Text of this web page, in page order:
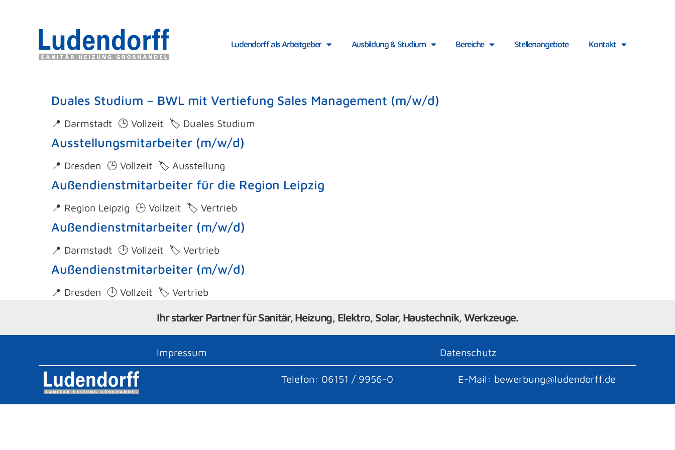
Ludendorff als Arbeitgeber Ausbildung & Studium Bereiche Stellenangebote Kontakt
Duales Studium – BWL mit Vertiefung Sales Management (m/w/d)
📍 Darmstadt 🕒 Vollzeit 🏷️ Duales Studium
Ausstellungsmitarbeiter (m/w/d)
📍 Dresden 🕒 Vollzeit 🏷️ Ausstellung
Außendienstmitarbeiter für die Region Leipzig
📍 Region Leipzig 🕒 Vollzeit 🏷️ Vertrieb
Außendienstmitarbeiter (m/w/d)
📍 Darmstadt 🕒 Vollzeit 🏷️ Vertrieb
Außendienstmitarbeiter (m/w/d)
📍 Dresden 🕒 Vollzeit 🏷️ Vertrieb
Ihr starker Partner für Sanitär, Heizung, Elektro, Solar, Haustechnik, Werkzeuge.
Impressum Datenschutz
Telefon: 06151 / 9956-0 E-Mail: bewerbung@ludendorff.de